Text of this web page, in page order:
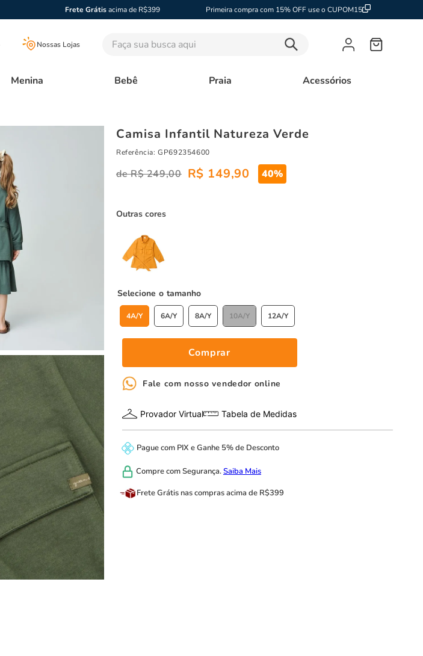
Frete Grátisacima de R$399 Primeira compra com 15% OFF use o CUPOM15
Nossas Lojas Faça sua busca aqui
Menina Bebê Praia Acessórios
Camisa Infantil Natureza Verde
Referência:GP692354600
R$ 249,00 R$ 149,90 40%
Outras cores
tamanho
4A/Y 6A/Y 8A/Y 10A/Y 12A/Y
Comprar
Fale com nosso vendedor online
Provador Virtual Tabela de Medidas
Pague com PIX eGanhe 5% de Desconto
Compre comSegurança.Saiba Mais
Frete Grátis nas compras acima de R$399